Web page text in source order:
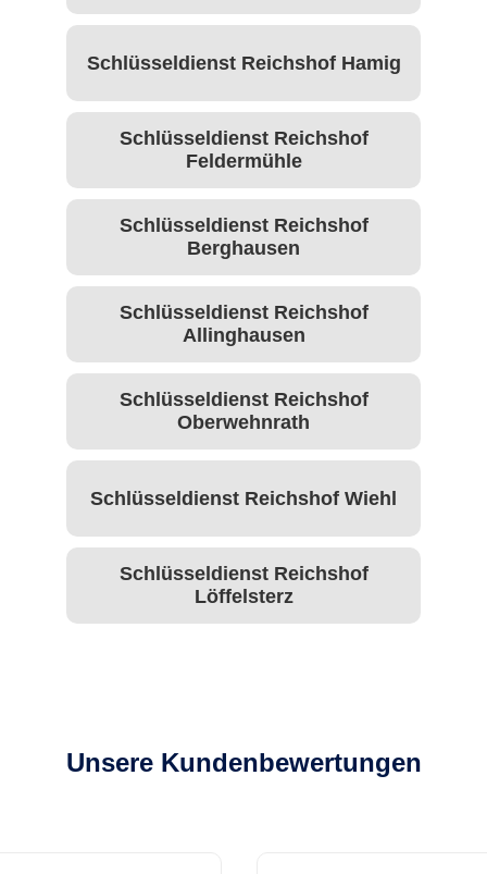
Schlüsseldienst Reichshof Hamig
Schlüsseldienst Reichshof
Feldermühle
Schlüsseldienst Reichshof
Berghausen
Schlüsseldienst Reichshof
Allinghausen
Schlüsseldienst Reichshof
Oberwehnrath
Schlüsseldienst Reichshof Wiehl
Schlüsseldienst Reichshof
Löffelsterz
Unsere Kundenbewertungen